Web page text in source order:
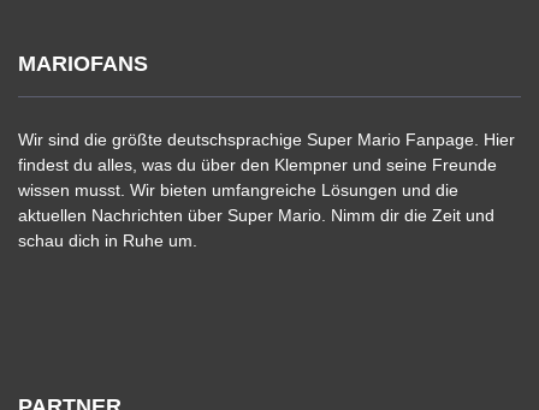
MARIOFANS
Wir sind die größte deutschsprachige Super Mario Fanpage. Hier
findest du alles, was du über den Klempner und seine Freunde
wissen musst. Wir bieten umfangreiche Lösungen und die
aktuellen Nachrichten über Super Mario. Nimm dir die Zeit und
schau dich in Ruhe um.